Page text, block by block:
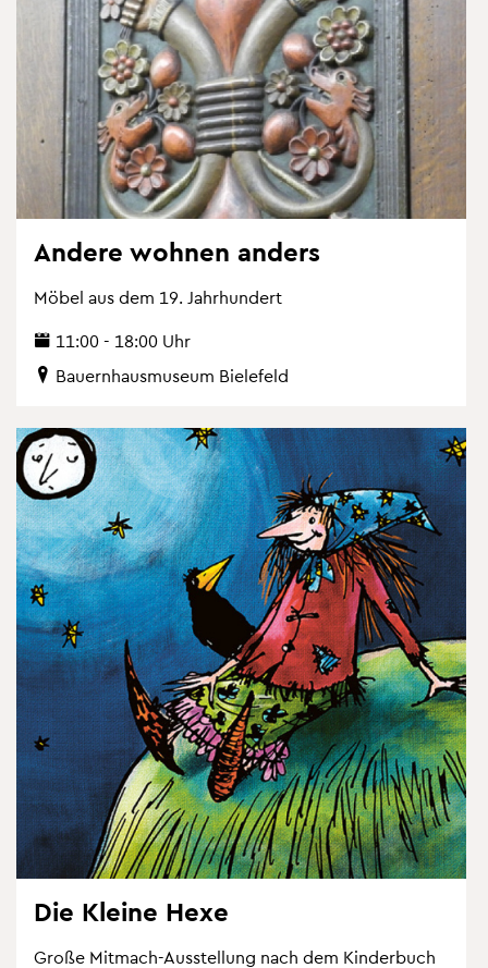
An­de­re woh­nen an­ders
Möbel aus dem 19. Jahr­hun­dert
11:00 - 18:00 Uhr
Bau­ern­haus­mu­se­um Bie­le­feld
Die Klei­ne Hexe
Große Mit­mach-Aus­stel­lung nach dem Kin­der­buch